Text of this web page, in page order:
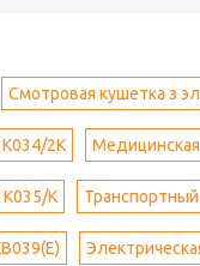
Смотровая кушетка з
2K Медицинская
K Транспортный